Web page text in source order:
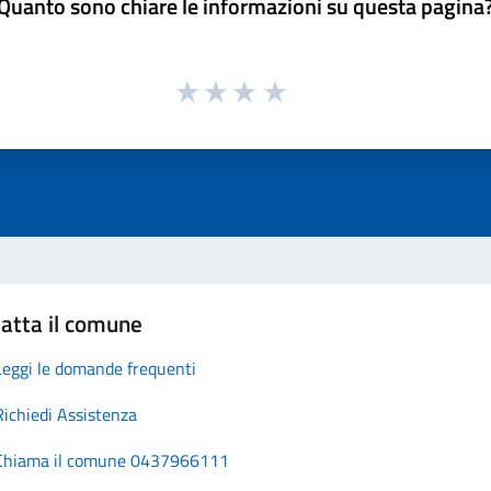
il comune
le domande frequenti
Assistenza
il comune 0437966111